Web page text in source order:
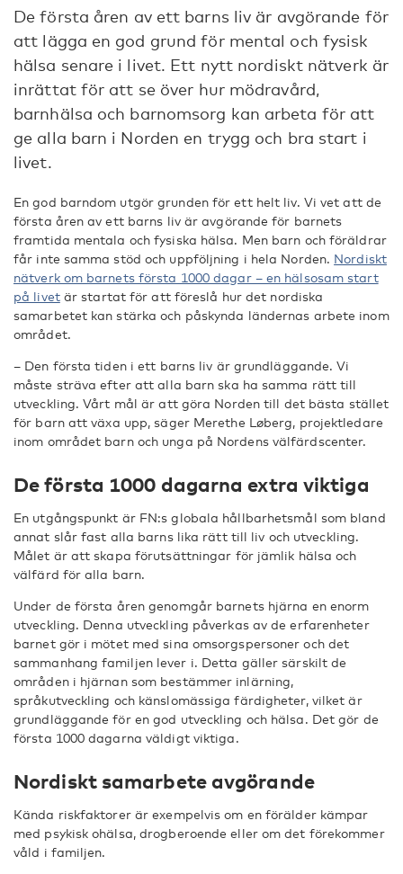
De första åren av ett barns liv är avgörande för
att lägga en god grund för mental och fysisk
hälsa senare i livet. Ett nytt nordiskt nätverk är
inrättat för att se över hur mödravård,
barnhälsa och barnomsorg kan arbeta för att
ge alla barn i Norden en trygg och bra start i
livet.
En god barndom utgör grunden för ett helt liv. Vi vet att de
första åren av ett barns liv är avgörande för barnets
framtida mentala och fysiska hälsa. Men barn och föräldrar
får inte samma stöd och uppföljning i hela Norden. Nordiskt
nätverk om barnets första 1000 dagar – en hälsosam start
på livetär startat för att föreslå hur det nordiska
samarbetet kan stärka och påskynda ländernas arbete inom
området.
– Den första tiden i ett barns liv är grundläggande. Vi
måste sträva efter att alla barn ska ha samma rätt till
utveckling. Vårt mål är att göra Norden till det bästa stället
för barn att växa upp, säger Merethe Løberg, projektledare
inom området barn och unga på Nordens välfärdscenter.
De första 1000 dagarna extra viktiga
En utgångspunkt är FN:s globala hållbarhetsmål som bland
annat slår fast alla barns lika rätt till liv och utveckling.
Målet är att skapa förutsättningar för jämlik hälsa och
välfärd för alla barn.
Under de första åren genomgår barnets hjärna en enorm
utveckling. Denna utveckling påverkas av de erfarenheter
barnet gör i mötet med sina omsorgspersoner och det
sammanhang familjen lever i. Detta gäller särskilt de
områden i hjärnan som bestämmer inlärning,
språkutveckling och känslomässiga färdigheter, vilket är
grundläggande för en god utveckling och hälsa. Det gör de
första 1000 dagarna väldigt viktiga.
Nordiskt samarbete avgörande
Kända riskfaktorer är exempelvis om en förälder kämpar
med psykisk ohälsa, drogberoende eller om det förekommer
våld i familjen.